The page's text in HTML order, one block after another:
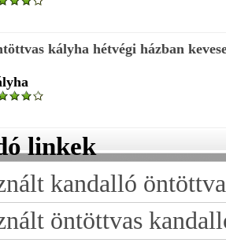
kályha hétvégi házban
linkek
kandalló
öntöttvas